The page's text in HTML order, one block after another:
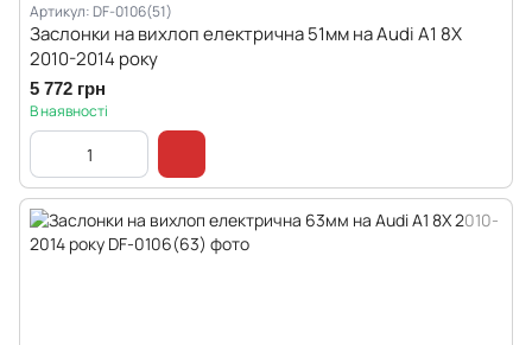
Артикул: DF-0106(51)
Заслонки на вихлоп електрична 51мм на Audi A1 8X
2010-2014 року
5 772 грн
В наявності